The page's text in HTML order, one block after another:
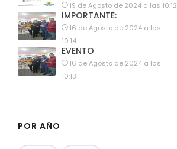
19 de Agosto de 2024 a las 10:12
IMPORTANTE:
16 de Agosto de 2024 a las
10:14
EVENTO
16 de Agosto de 2024 a las
10:13
POR AÑO